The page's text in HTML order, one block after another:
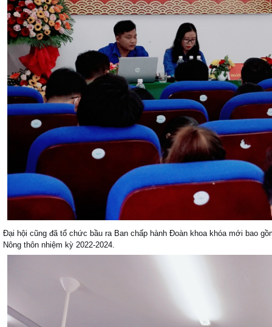
Đại hội cũng đã tổ chức bầu ra Ban chấp hành Đoàn khoa khóa mới bao
Nông thôn nhiệm kỳ 2022-2024.